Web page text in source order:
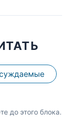
до этого блока.